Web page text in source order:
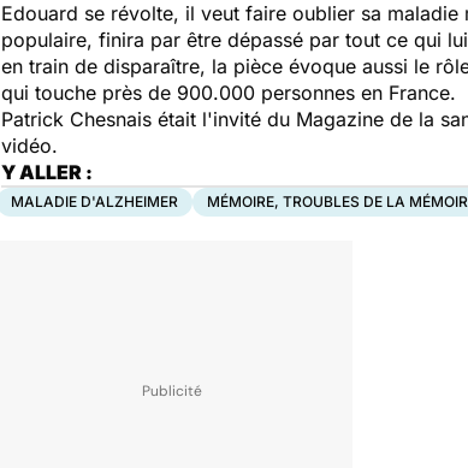
Edouard se révolte, il veut faire oublier sa
populaire, finira par être dépassé par tout ce qui
en train de disparaître, la pièce évoque aussi le
qui touche près de 900.000 personnes en France.
Patrick Chesnais était l'invité du Magazine de la
vidéo.
Y ALLER :
MALADIE D'ALZHEIMER MÉMOIRE, TROUBLES DE LA